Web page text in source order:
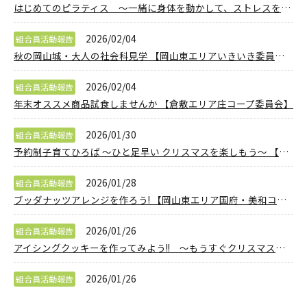
はじめてのピラティス ～一緒に身体を動かして、ストレスを発散しましょう～ (※くらしのサポーター) 【井笠エリア鴨方東コープ委員会】
組合員活動報告
2026/02/04
秋の岡山城・大人の社会科見学 【岡山東エリアいきいき委員会】
組合員活動報告
2026/02/04
年末オススメ商品試食しませんか 【倉敷エリア庄コープ委員会】
組合員活動報告
2026/01/30
予約制子育てひろば ～ひと足早い クリスマスを楽しもう～ 【岡山西エリア子育て応援プロジェクト】
組合員活動報告
2026/01/28
ブッダナッツアレンジを作ろう! 【岡山東エリア国府・美和コープ委員会】
組合員活動報告
2026/01/26
アイシングクッキーを作ってみよう!! ～もうすぐクリスマス♡クッキーに飾りづけしてみませんか?【岡山東エリア西大寺豊コープ委員会】
組合員活動報告
2026/01/26